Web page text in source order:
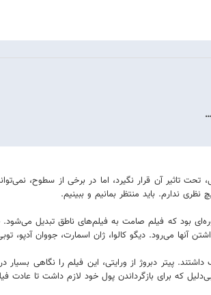
تاثیر آن قرار نگیرد، اما در برخی از سطوح،
ندارم. باید منتظر بمانیم و ببینیم.
در دهه ۱۹۲۰ می‌گذشت و تصویرگر هالیوود در دوره‌ای بود که فیلم
می‌رود. دیگو کالوا، ژان اسمارت، جووان آدپو، توبی
پیتر دبروژ از ورایتی، این فیلم را نگاهی
که برای بازگرداندن پول خود لازم داشت تا عادت